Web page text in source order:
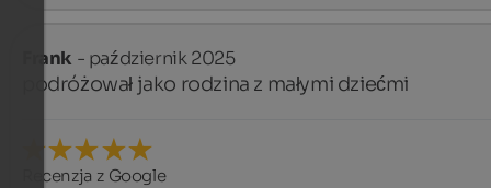
Frank - październik 2025
podróżował jako rodzina z małymi dziećmi
Recenzja z Google